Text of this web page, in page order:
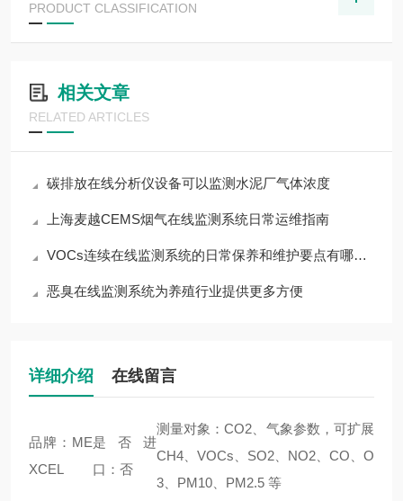
PRODUCT CLASSIFICATION
相关文章
RELATED ARTICLES
碳排放在线分析仪设备可以监测水泥厂气体浓度
上海麦越CEMS烟气在线监测系统日常运维指南
VOCs连续在线监测系统的日常保养和维护要点有哪些 上海麦越
恶臭在线监测系统为养殖行业提供更多方便
详细介绍 在线留言
品牌：ME
XCEL
是否进
口：否
测量对象：CO2、气象参数，可扩展
CH4、VOCs、SO2、NO2、CO、O
3、PM10、PM2.5 等